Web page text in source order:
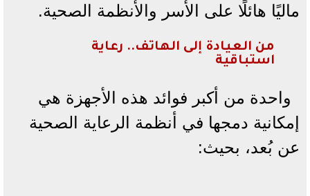
ماليًا هائلًا على الأسر والأنظمة الصحية.
من العيادة إلى الهاتف.. رعاية
استباقية
واحدة من أكبر فوائد هذه الأجهزة هي
إمكانية دمجها في أنظمة الرعاية الصحية
عن بُعد، بحيث: